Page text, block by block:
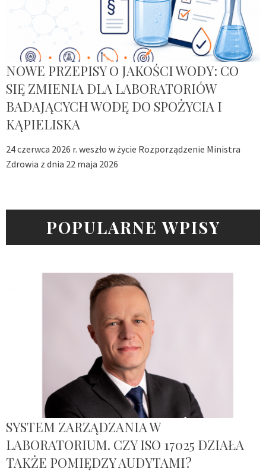
NOWE PRZEPISY O JAKOŚCI WODY: CO
SIĘ ZMIENIA DLA LABORATORIÓW
BADAJĄCYCH WODĘ DO SPOŻYCIA I
KĄPIELISKA
24 czerwca 2026 r. weszło w życie Rozporządzenie Ministra
Zdrowia z dnia 22 maja 2026
POPULARNE WPISY
SYSTEM ZARZĄDZANIA W
LABORATORIUM. CZY ISO 17025 DZIAŁA
TAKŻE POMIĘDZY AUDYTAMI?